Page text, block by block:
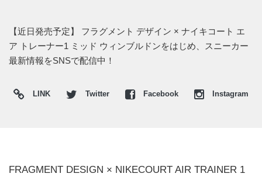
【近日発売予定】 フラグメント デザイン × ナイキコート エ
ア トレーナー1 ミッド ウィンブルドンをはじめ、スニーカー
最新情報をSNSで配信中！
LINK Twitter Facebook Instagram
FRAGMENT DESIGN × NIKECOURT AIR TRAINER 1